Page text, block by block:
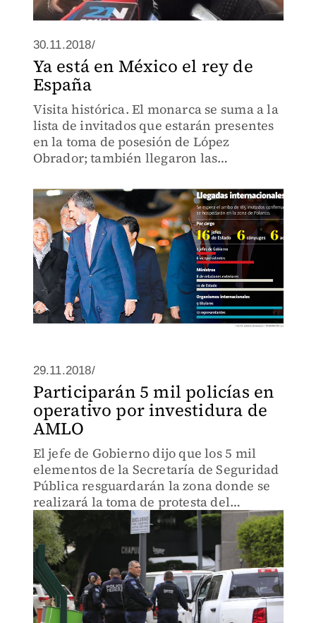
30.11.2018/
Ya está en México el rey de
España
Visita histórica. El monarca se suma a la
lista de invitados que estarán presentes
en la toma de posesión de López
Obrador; también llegaron las
Asamblea Popular de China.
29.11.2018/
Participarán 5 mil policías en
operativo por investidura de
AMLO
El jefe de Gobierno dijo que los 5 mil
elementos de la Secretaría de Seguridad
Pública resguardarán la zona donde se
realizará la toma de protesta del
presidente electo.